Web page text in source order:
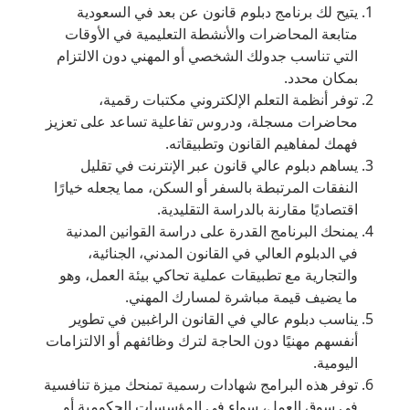
يتيح لك برنامج دبلوم قانون عن بعد في السعودية
متابعة المحاضرات والأنشطة التعليمية في الأوقات
التي تناسب جدولك الشخصي أو المهني دون الالتزام
بمكان محدد.
توفر أنظمة التعلم الإلكتروني مكتبات رقمية،
محاضرات مسجلة، ودروس تفاعلية تساعد على تعزيز
فهمك لمفاهيم القانون وتطبيقاته.
يساهم دبلوم عالي قانون عبر الإنترنت في تقليل
النفقات المرتبطة بالسفر أو السكن، مما يجعله خيارًا
اقتصاديًا مقارنة بالدراسة التقليدية.
يمنحك البرنامج القدرة على دراسة القوانين المدنية
في الدبلوم العالي في القانون المدني، الجنائية،
والتجارية مع تطبيقات عملية تحاكي بيئة العمل، وهو
ما يضيف قيمة مباشرة لمسارك المهني.
يناسب دبلوم عالي في القانون الراغبين في تطوير
أنفسهم مهنيًا دون الحاجة لترك وظائفهم أو الالتزامات
اليومية.
توفر هذه البرامج شهادات رسمية تمنحك ميزة تنافسية